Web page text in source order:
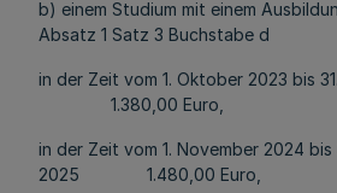
b) einem Studium mit einem
Absatz 1 Satz 3 Buchstabe d
in der Zeit vom 1. Oktober 2023 bis
1.380,00 Euro,
in der Zeit vom 1. November 2024 bis
2025 1.480,00 Euro,